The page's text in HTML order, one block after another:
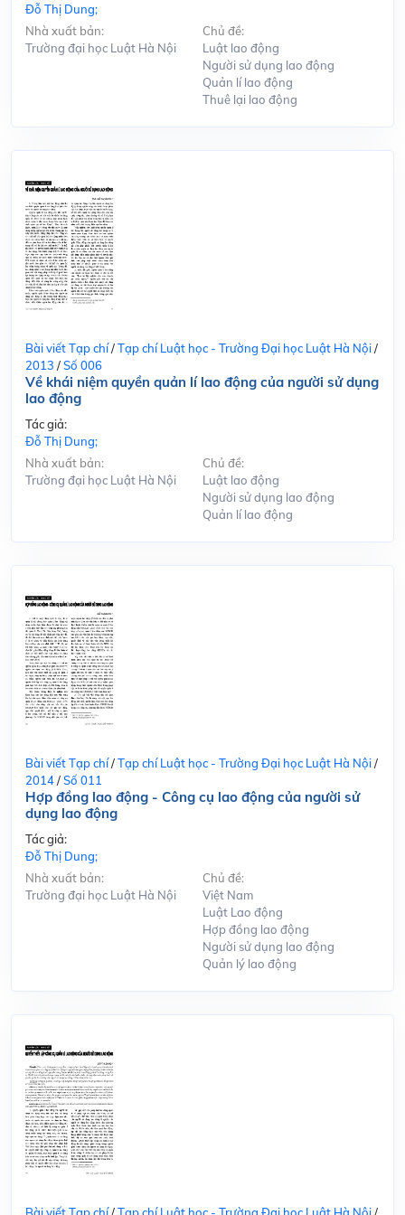
Đỗ Thị Dung;
Nhà xuất bản:
Trường đại học Luật Hà Nội
Chủ đề:
Luật lao động
Người sử dụng lao động
Quản lí lao động
Thuê lại lao động
Bài viết Tạp chí/Tạp chí Luật học - Trường Đại học Luật Hà Nội/
2013 /Số 006
Về khái niệm quyền quản lí lao động của người sử dụng
lao động
Tác giả:
Đỗ Thị Dung;
Nhà xuất bản:
Trường đại học Luật Hà Nội
Chủ đề:
Luật lao động
Người sử dụng lao động
Quản lí lao động
Bài viết Tạp chí/Tạp chí Luật học - Trường Đại học Luật Hà Nội/
2014/Số 011
Hợp đồng lao động - Công cụ lao động của người sử
dụng lao động
Tác giả:
Đỗ Thị Dung;
Nhà xuất bản:
Trường đại học Luật Hà Nội
Chủ đề:
Việt Nam
Luật Lao động
Hợp đồng lao động
Người sử dụng lao động
Quản lý lao động